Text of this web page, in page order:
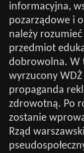
informacyjna,
pozarządowe i
należy
przedmiot
dobrowolna. W
wyrzucony
propaganda
zdrowotną. Po
zostanie
Rząd